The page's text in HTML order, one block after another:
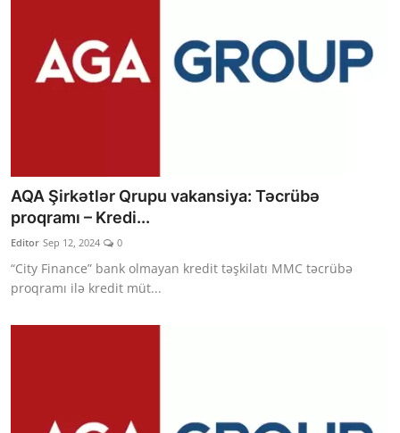
AQA Şirkətlər Qrupu vakansiya: Təcrübə
proqramı – Kredi...
Editor Sep 12, 2024 0
“City Finance” bank olmayan kredit təşkilatı MMC təcrübə
proqramı ilə kredit müt...